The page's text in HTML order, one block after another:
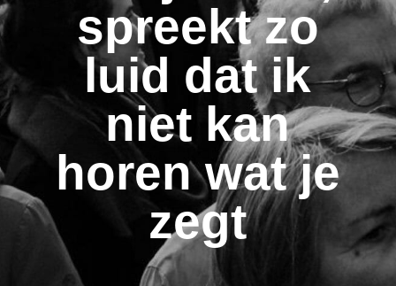
spreekt zo
luid dat ik
niet kan
horen wat je
zegt